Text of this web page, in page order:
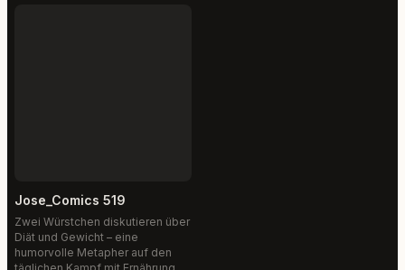
Jose_Comics 519
Zwei Würstchen diskutieren über
Diät und Gewicht – eine
humorvolle Metapher auf den